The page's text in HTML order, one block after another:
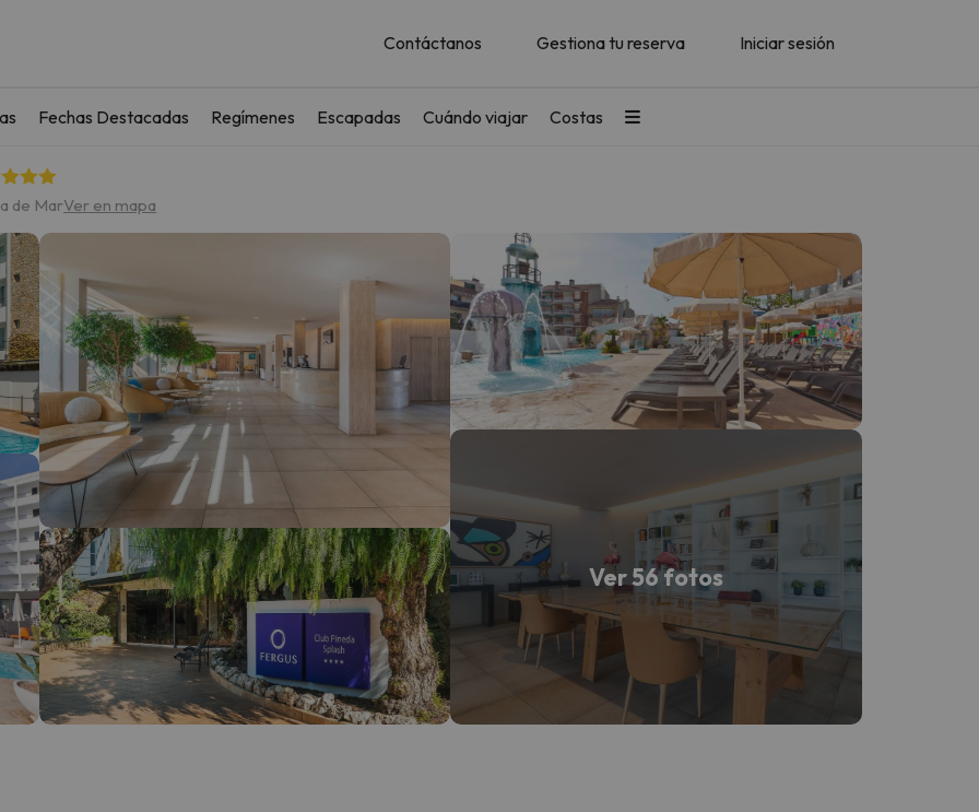
Contáctanos Gestiona tu reserva Iniciar sesión
Fechas Destacadas Regímenes Escapadas Cuándo viajar Costas
de MarVer en mapa
Ver 56 fotos